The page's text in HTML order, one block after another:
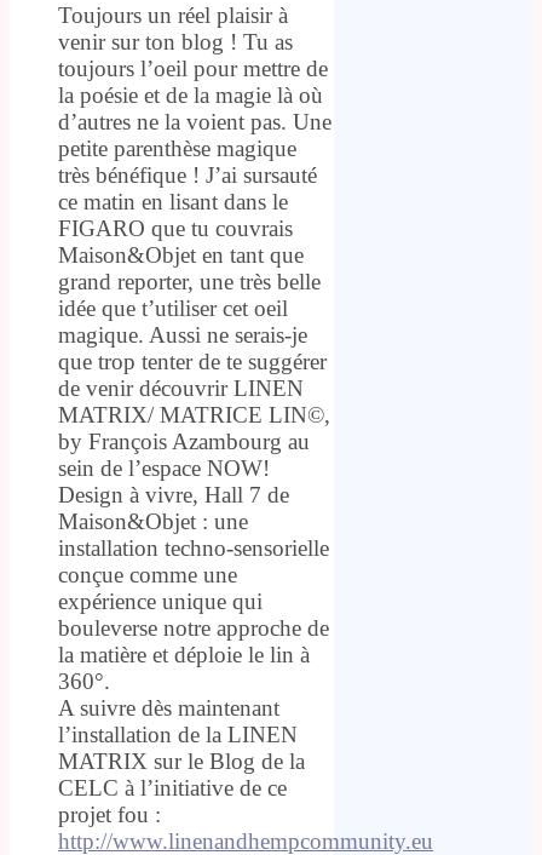
Toujours un réel plaisir à
venir sur ton blog ! Tu as
toujours l’oeil pour mettre de
la poésie et de la magie là où
d’autres ne la voient pas. Une
petite parenthèse magique
très bénéfique ! J’ai sursauté
ce matin en lisant dans le
FIGARO que tu couvrais
Maison&Objet en tant que
grand reporter, une très belle
idée que t’utiliser cet oeil
magique. Aussi ne serais-je
que trop tenter de te suggérer
de venir découvrir LINEN
MATRIX/ MATRICE LIN©,
by François Azambourg au
sein de l’espace NOW!
Design à vivre, Hall 7 de
Maison&Objet : une
installation techno-sensorielle
conçue comme une
expérience unique qui
bouleverse notre approche de
la matière et déploie le lin à
360°.
A suivre dès maintenant
l’installation de la LINEN
MATRIX sur le Blog de la
CELC à l’initiative de ce
projet fou :
http://www.linenandhempcommunity.eu